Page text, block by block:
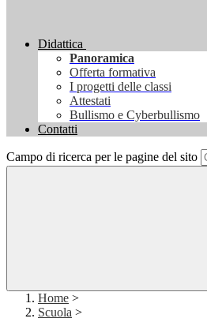
Didattica
Panoramica
Offerta formativa
I progetti delle classi
Attestati
Bullismo e Cyberbullismo
Contatti
Campo di ricerca per le pagine del sito
Home >
Scuola >